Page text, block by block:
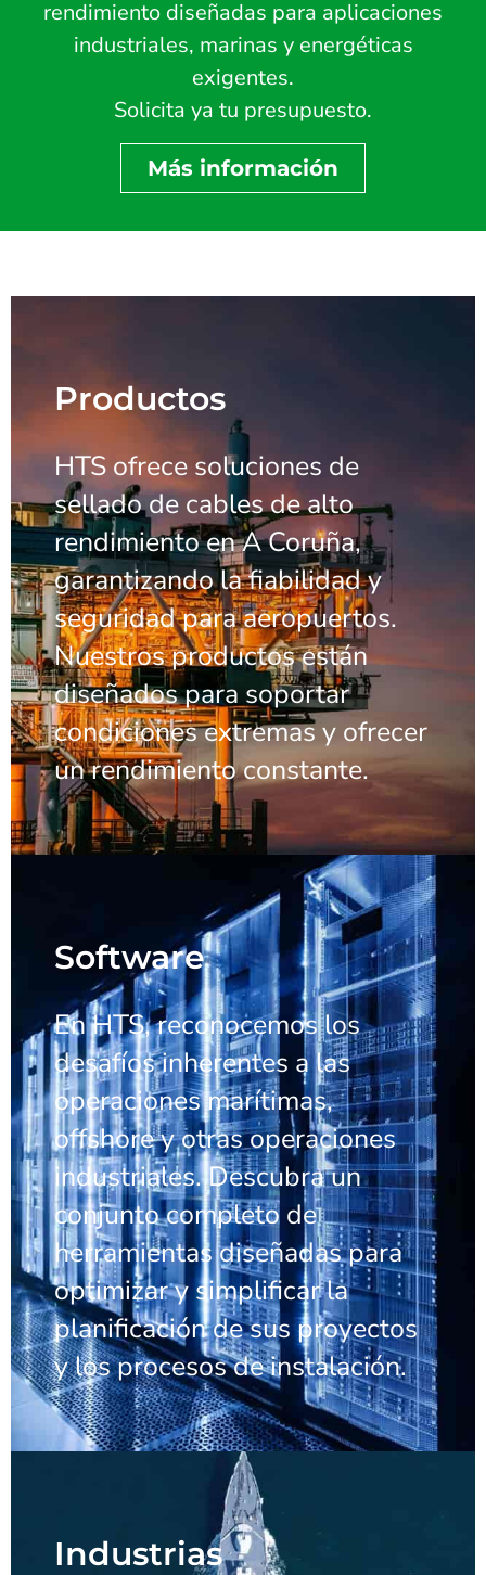
rendimiento diseñadas para aplicaciones
industriales, marinas y energéticas
exigentes.
Solicita ya tu presupuesto.
Más información
Productos
HTS ofrece soluciones de
sellado de cables de alto
rendimiento en A Coruña,
garantizando la fiabilidad y
seguridad para aeropuertos.
Nuestros productos están
diseñados para soportar
condiciones extremas y ofrecer
un rendimiento constante.
Software
En HTS, reconocemos los
desafíos inherentes a las
operaciones marítimas,
offshore y otras operaciones
industriales. Descubra un
conjunto completo de
herramientas diseñadas para
optimizar y simplificar la
planificación de sus proyectos
y los procesos de instalación.
Industrias